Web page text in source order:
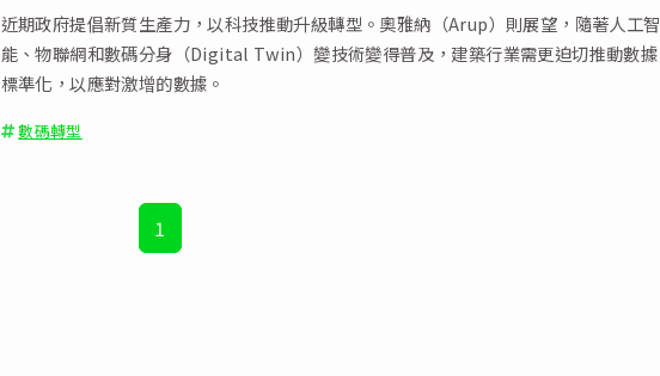
近期政府提倡新質生產力，以科技推動升級轉型。奧雅納（Arup）則展望，隨著人工智
能、物聯網和數碼分身（Digital Twin）變技術變得普及，建築行業需更迫切推動數據
標準化，以應對激增的數據。
數碼轉型
1